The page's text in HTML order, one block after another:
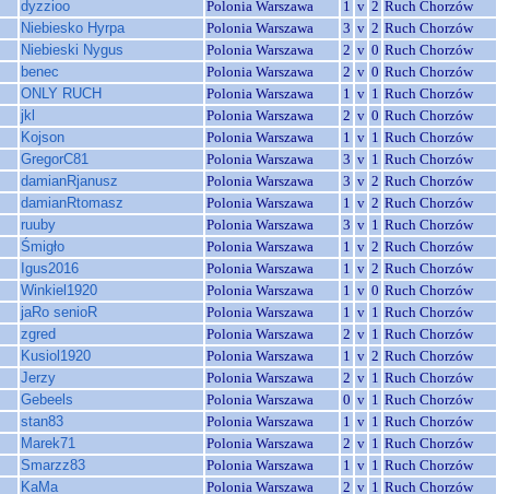
dyzzioo Polonia Warszawa 1 v 2 Ruch Chorzów
Niebiesko Hyrpa Polonia Warszawa 3 v 2 Ruch Chorzów
Niebieski Nygus Polonia Warszawa 2 v 0 Ruch Chorzów
benec Polonia Warszawa 2 v 0 Ruch Chorzów
ONLY RUCH Polonia Warszawa 1 v 1 Ruch Chorzów
jkl Polonia Warszawa 2 v 0 Ruch Chorzów
Kojson Polonia Warszawa 1 v 1 Ruch Chorzów
GregorC81 Polonia Warszawa 3 v 1 Ruch Chorzów
damianRjanusz Polonia Warszawa 3 v 2 Ruch Chorzów
damianRtomasz Polonia Warszawa 1 v 2 Ruch Chorzów
ruuby Polonia Warszawa 3 v 1 Ruch Chorzów
Śmigło Polonia Warszawa 1 v 2 Ruch Chorzów
Igus2016 Polonia Warszawa 1 v 2 Ruch Chorzów
Winkiel1920 Polonia Warszawa 1 v 0 Ruch Chorzów
jaRo senioR Polonia Warszawa 1 v 1 Ruch Chorzów
zgred Polonia Warszawa 2 v 1 Ruch Chorzów
Kusiol1920 Polonia Warszawa 1 v 2 Ruch Chorzów
Jerzy Polonia Warszawa 2 v 1 Ruch Chorzów
Gebeels Polonia Warszawa 0 v 1 Ruch Chorzów
stan83 Polonia Warszawa 1 v 1 Ruch Chorzów
Marek71 Polonia Warszawa 2 v 1 Ruch Chorzów
Smarzz83 Polonia Warszawa 1 v 1 Ruch Chorzów
KaMa Polonia Warszawa 2 v 1 Ruch Chorzów